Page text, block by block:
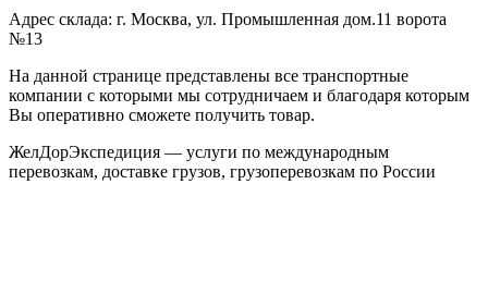
Адрес склада: г. Москва, ул. Промышленная дом.11 ворота
№13
На данной странице представлены все транспортные
компании с которыми мы сотрудничаем и благодаря которым
Вы оперативно сможете получить товар.
ЖелДорЭкспедиция — услуги по международным
перевозкам, доставке грузов, грузоперевозкам по России